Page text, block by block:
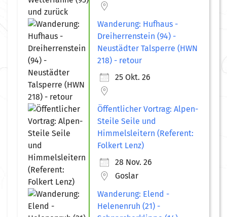
Wanderung: Hufhaus -
Dreiherrenstein (94) -
Neustädter Talsperre (HWN
218) - retour
25 Okt. 26
Öffentlicher Vortrag: Alpen-
Steile Seile und
Himmelsleitern (Referent:
Folkert Lenz)
28 Nov. 26
Goslar
Wanderung: Elend -
Helenenruh (21) -